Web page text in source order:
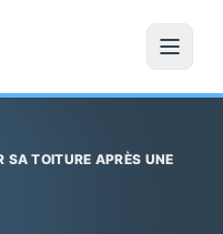
SA TOITURE APRÈS UNE